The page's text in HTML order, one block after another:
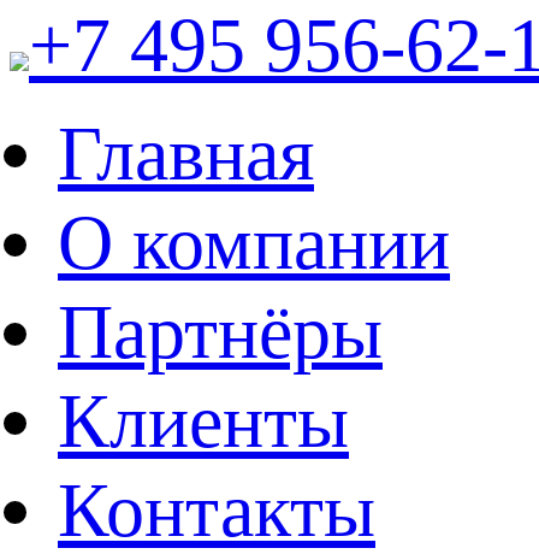
+7 495 956-62-
Главная
О компании
Партнёры
Клиенты
Контакты